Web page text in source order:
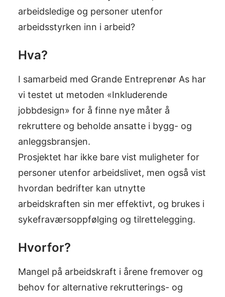
arbeidsledige og personer utenfor
arbeidsstyrken inn i arbeid?
Hva?
I samarbeid med Grande Entreprenør As har
vi testet ut metoden «Inkluderende
jobbdesign» for å finne nye måter å
rekruttere og beholde ansatte i bygg- og
anleggsbransjen.
Prosjektet har ikke bare vist muligheter for
personer utenfor arbeidslivet, men også vist
hvordan bedrifter kan utnytte
arbeidskraften sin mer effektivt, og brukes i
sykefraværsoppfølging og tilrettelegging.
Hvorfor?
Mangel på arbeidskraft i årene fremover og
behov for alternative rekrutterings- og